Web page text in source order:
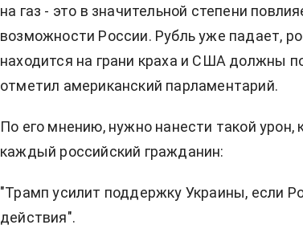
на газ - это в значительной степени
возможности России. Рубль уже падает,
находится на грани краха и США должны
отметил американский парламентарий.
По его мнению, нужно нанести такой урон,
каждый российский гражданин:
"Трамп усилит поддержку Украины, если
действия".